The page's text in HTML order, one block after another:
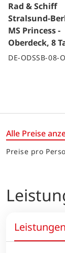
Rad & Schiff
Stralsund-
MS Princess -
Oberdeck, 8
DE-ODSSB-08-O
Alle Preise
Preise pro
Leistungen